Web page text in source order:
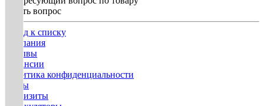
Задать вопрос
Назад к списку
Компания
Отзывы
Вакансии
Политика конфиденциальности
Госты
Реквизиты